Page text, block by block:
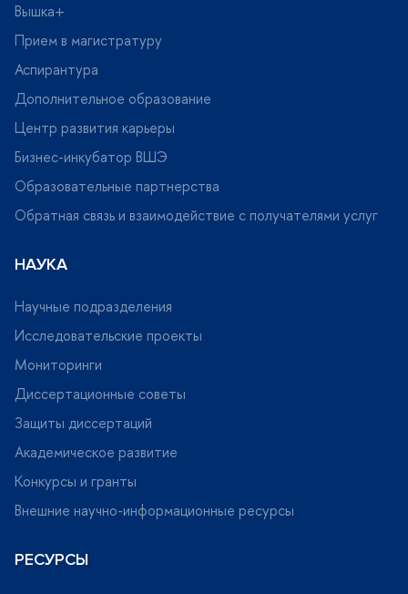
ышка+
Прием в магистратуру
Аспирантура
Дополнительное образование
Центр развития карьеры
Бизнес-инкубатор ВШЭ
Образовательные партнерства
Обратная связь и взаимодействие с получателями услу
НАУКА
Научные подразделения
Исследовательские проекты
Мониторинги
Диссертационные советы
Защиты диссертаций
Академическое развитие
Конкурсы и гранты
нешние научно-информационные ресурсы
РЕСУРСЫ